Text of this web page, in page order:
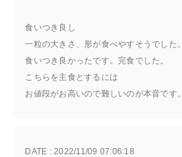
食いつき良し
一粒の大きさ、形が食べやすそうでした。
食いつき良かったです。完食でした。
こちらを主食とするには
お値段がお高いので難しいのが本音です。
DATE : 2022/11/09 07:06:18